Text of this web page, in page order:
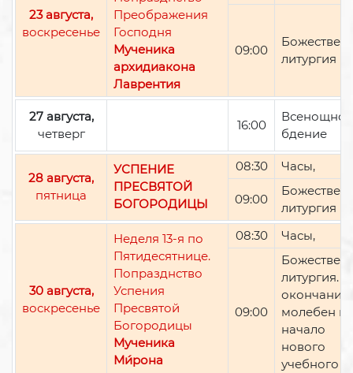
23 августа,
воскресенье
Преображения
Господня
Мученика
архидиакона
Лаврентия
09:00
литургия
27 августа,
четверг
16:00
Всенощное
бдение
28 августа,
пятница
УСПЕНИЕ
ПРЕСВЯТОЙ
БОГОРОДИЦЫ
08:30 Часы,
09:00
литургия
30 августа,
воскресенье
Неделя 13-я по
Пятидесятнице.
Попразднство
Успения
Пресвятой
Богородицы
Мученика
Ми́рона
08:30 Часы,
09:00
литургия.
окончании
молебен
начало
нового
учебного